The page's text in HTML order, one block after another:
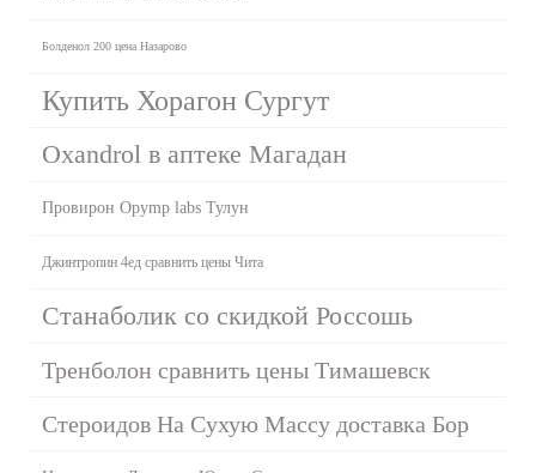
Болденол 200 цена Назарово
Купить Хорагон Сургут
Oxandrol в аптеке Магадан
Провирон Opymp labs Тулун
Джинтропин 4ед сравнить цены Чита
Станаболик со скидкой Россошь
Тренболон сравнить цены Тимашевск
Стероидов На Сухую Массу доставка Бор